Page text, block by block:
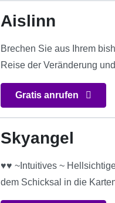
Aislinn
Brechen Sie aus Ihrem
Reise der Veränderung
Gratis anrufen
Skyangel
♥♥ ~Intuitives ~
dem Schicksal in die